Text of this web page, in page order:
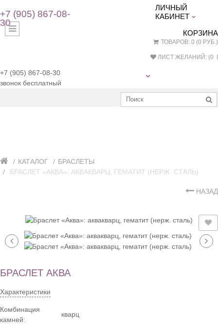
+7 (905) 867-08-
30
ЛИЧНЫЙ
КАБИНЕТ
КОРЗИНА
ТОВАРОВ: 0 (0 РУБ.)
ЛИСТ ЖЕЛАНИЙ: (0
+7 (905) 867-08-30
звонок бесплатный
КАТАЛОГ
БРАСЛЕТЫ
БРАСЛЕТ «АКВА»: АКВАКВАРЦ, ГЕМАТИТ (НЕРЖ. СТАЛЬ)
НАЗАД
БРАСЛЕТ АКВА
Характеристики
Комбинация
камней:
кварц